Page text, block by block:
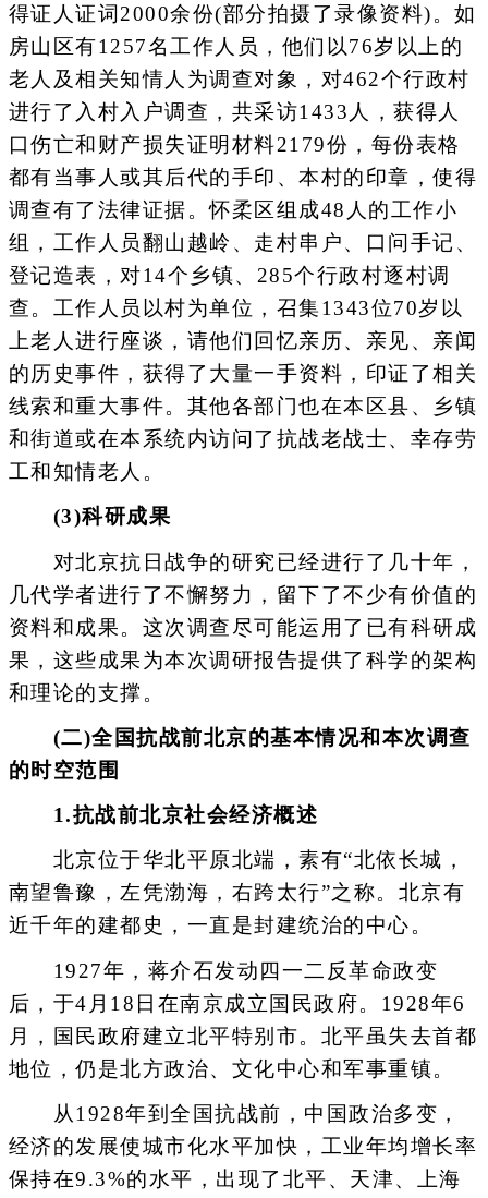
得证人证词2000余份(部分拍摄了录像资料)。如
房山区有1257名工作人员，他们以76岁以上的
老人及相关知情人为调查对象，对462个行政村
进行了入村入户调查，共采访1433人，获得人
口伤亡和财产损失证明材料2179份，每份表格
都有当事人或其后代的手印、本村的印章，使得
调查有了法律证据。怀柔区组成48人的工作小
组，工作人员翻山越岭、走村串户、口问手记、
登记造表，对14个乡镇、285个行政村逐村调
查。工作人员以村为单位，召集1343位70岁以
上老人进行座谈，请他们回忆亲历、亲见、亲闻
的历史事件，获得了大量一手资料，印证了相关
线索和重大事件。其他各部门也在本区县、乡镇
和街道或在本系统内访问了抗战老战士、幸存劳
工和知情老人。
(3)科研成果
对北京抗日战争的研究已经进行了几十年，
几代学者进行了不懈努力，留下了不少有价值的
资料和成果。这次调查尽可能运用了已有科研成
果，这些成果为本次调研报告提供了科学的架构
和理论的支撑。
(二)全国抗战前北京的基本情况和本次调查
的时空范围
1.抗战前北京社会经济概述
北京位于华北平原北端，素有“北依长城，
南望鲁豫，左凭渤海，右跨太行”之称。北京有
近千年的建都史，一直是封建统治的中心。
1927年，蒋介石发动四一二反革命政变
后，于4月18日在南京成立国民政府。1928年6
月，国民政府建立北平特别市。北平虽失去首都
地位，仍是北方政治、文化中心和军事重镇。
从1928年到全国抗战前，中国政治多变，
经济的发展使城市化水平加快，工业年均增长率
保持在9.3%的水平，出现了北平、天津、上海